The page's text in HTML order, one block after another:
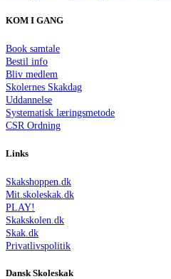
KOM I GANG
Book samtale
Bestil info
Bliv medlem
Skolernes Skakdag
Uddannelse
Systematisk læringsmetode
CSR Ordning
Links
Skakshoppen.dk
Mit.skoleskak.dk
PLAY!
Skakskolen.dk
Skak.dk
Privatlivspolitik
Dansk Skoleskak